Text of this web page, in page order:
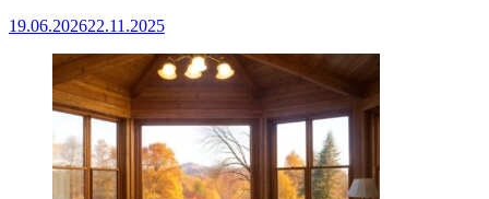
19.06.202622.11.2025